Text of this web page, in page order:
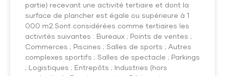
partie) recevant une activité tertiaire et dont la
surface de plancher est égale ou supérieure à 1
000 m2.Sont considérées comme tertiaires les
activités suivantes : Bureaux ; Points de ventes ;
Commerces ; Piscines ; Salles de sports ; Autres
complexes sportifs ; Salles de spectacle ; Parkings
; Logistiques ; Entrepôts ; Industries (hors